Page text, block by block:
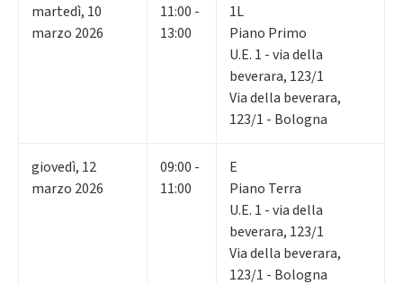
martedì, 10
marzo 2026
11:00 -
13:00
1L
Piano Primo
U.E. 1 - via della
beverara, 123/1
Via della beverara,
123/1 - Bologna
giovedì, 12
marzo 2026
09:00 -
11:00
E
Piano Terra
U.E. 1 - via della
beverara, 123/1
Via della beverara,
123/1 - Bologna